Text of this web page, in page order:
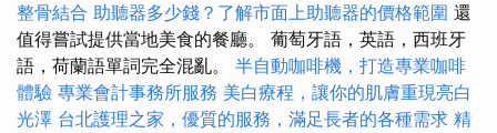
整骨結合 助聽器多少錢？了解市面上助聽器的價格範圍 還
值得嘗試提供當地美食的餐廳。 葡萄牙語，英語，西班牙
語，荷蘭語單詞完全混亂。 半自動咖啡機，打造專業咖啡
體驗 專業會計事務所服務 美白療程，讓你的肌膚重現亮白
光澤 台北護理之家，優質的服務，滿足長者的各種需求 精